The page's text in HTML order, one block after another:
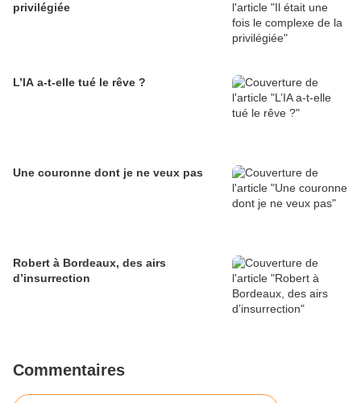
privilégiée
L’IA a-t-elle tué le rêve ?
Une couronne dont je ne veux pas
Robert à Bordeaux, des airs
d’insurrection
Commentaires